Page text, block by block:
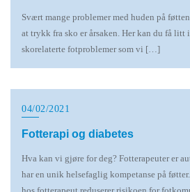
Svært mange problemer med huden på
at trykk fra sko er årsaken. Her kan du få
skorelaterte fotproblemer som vi […]
04/02/2021
Fotterapi og diabetes
Hva kan vi gjøre for deg? Fotterapeuter er
har en unik helsefaglig kompetanse på